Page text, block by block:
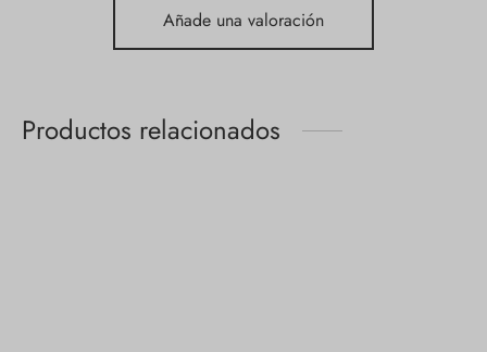
Añade una valoración
Productos relacionados